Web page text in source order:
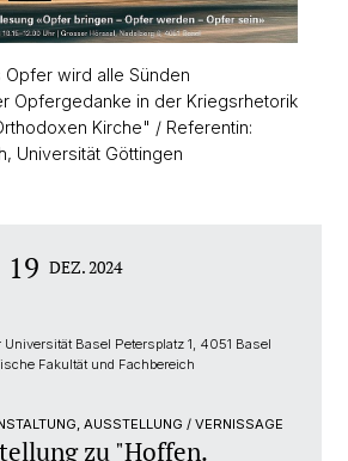
wird alle Sünden
Opfergedanke in der Kriegsrhetorik
Kirche" / Referentin:
Universität Göttingen
19 DEZ. 2024
Universität Basel Petersplatz 1, 4051 Basel
Fakultät und Fachbereich
AUSSTELLUNG / VERNISSAGE
zu "Hoffen.